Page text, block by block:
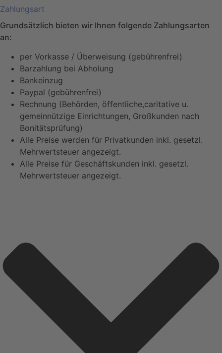
Zahlungsart
Grundsätzlich bieten wir Ihnen folgende Zahlungsarten
an:
per Vorkasse / Überweisung (gebührenfrei)
Barzahlung bei Abholung
Bankeinzug
Paypal (gebührenfrei)
Rechnung (Behörden, öffentliche,caritative u.
gemeinnützige Einrichtungen, Großkunden nach
Bonitätsprüfung)
Alle Preise werden für Privatkunden inkl. gesetzl.
Mehrwertsteuer angezeigt.
Alle Preise für Geschäftskunden inkl. gesetzl.
Mehrwertsteuer angezeigt.